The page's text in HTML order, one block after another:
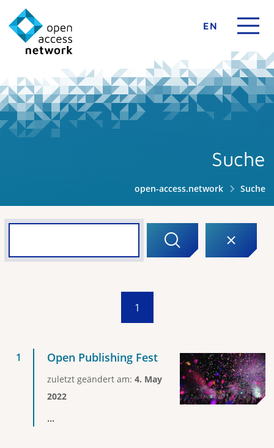
EN
Suche
open-access.network Suche
1
Open Publishing Fest
zuletzt geändert am: 4. May
2022
...